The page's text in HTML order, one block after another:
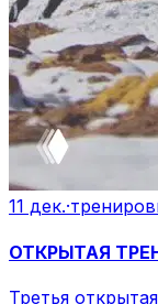
11 дек.·
ОТКРЫТАЯ
Третья